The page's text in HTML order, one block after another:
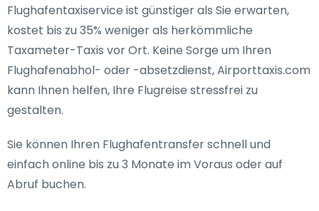
Flughafentaxiservice ist günstiger als Sie erwarten,
kostet bis zu 35% weniger als herkömmliche
Taxameter-Taxis vor Ort. Keine Sorge um Ihren
Flughafenabhol- oder -absetzdienst, Airporttaxis.com
kann Ihnen helfen, Ihre Flugreise stressfrei zu
gestalten.
Sie können Ihren Flughafentransfer schnell und
einfach online bis zu 3 Monate im Voraus oder auf
Abruf buchen.